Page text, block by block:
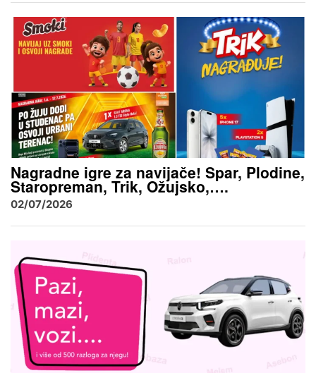
Nagradne igre za navijače! Spar, Plodine,
Staropreman, Trik, Ožujsko,….
02/07/2026